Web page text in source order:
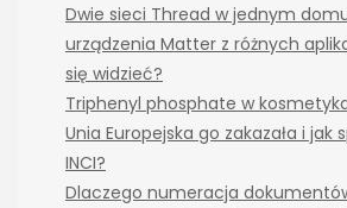
Dwie sieci Thread w jednym
urządzenia Matter z różnych
się widzieć?
Triphenyl phosphate w
Unia Europejska go zakazała i jak
INCI?
Dlaczego numeracja